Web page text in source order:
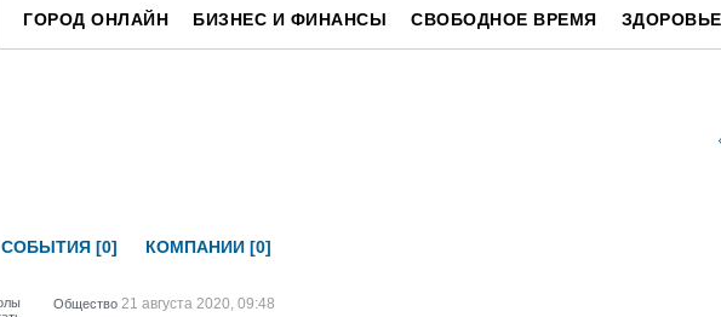
ГОРОД ОНЛАЙН БИЗНЕС И ФИНАНСЫ СВОБОДНОЕ ВРЕМЯ ЗДОРОВЬЕ
СОБЫТИЯ [0] КОМПАНИИ [0]
Общество 21 августа 2020, 09:48